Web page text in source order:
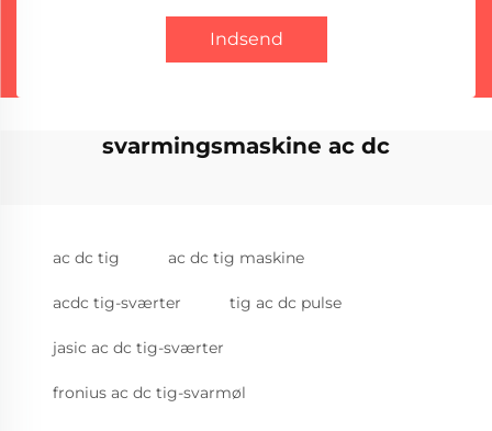
Indsend
svarmingsmaskine ac dc
ac dc tig ac dc tig maskine
acdc tig-sværter tig ac dc pulse
jasic ac dc tig-sværter
fronius ac dc tig-svarmøl